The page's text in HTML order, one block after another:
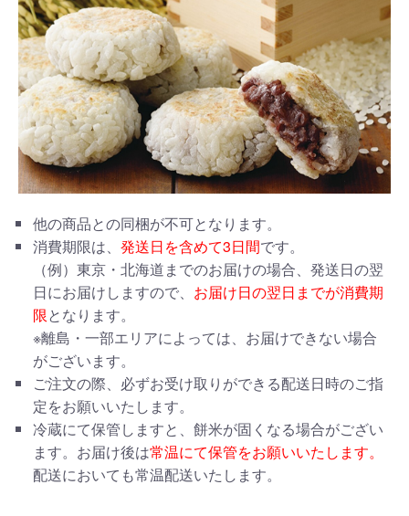
他の商品との同梱が不可となります。
消費期限は、 発送日を含めて3日間です。
（例）東京・北海道までのお届けの場合、発送日の翌
日にお届けしますので、 お届け日の翌日までが消費期
限となります。
※離島・一部エリアによっては、お届けできない場合
がございます。
ご注文の際、必ずお受け取りができる配送日時のご指
定をお願いいたします。
冷蔵にて保管しますと、餅米が固くなる場合がござい
ます。お届け後は常温にて保管をお願いいたします。
配送においても常温配送いたします。